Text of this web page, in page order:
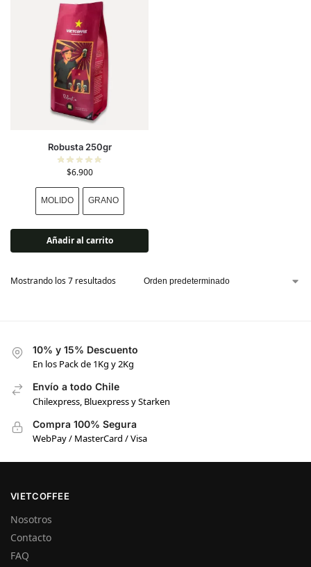
Robusta 250gr
$6.900
MOLIDO GRANO
Añadir al carrito
Mostrando los 7 resultados
10% y 15% Descuento
En los Pack de 1Kg y 2Kg
Envío a todo Chile
Chilexpress, Bluexpress y Starken
Compra 100% Segura
WebPay / MasterCard / Visa
VIETCOFFEE
Nosotros
Contacto
FAQ